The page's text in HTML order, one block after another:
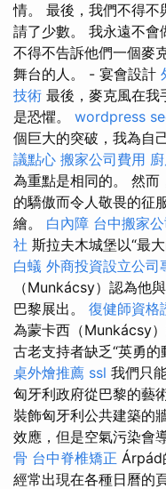
情。 最後，我們不得不
請了少數。 我永遠不會
不得不告訴他們一個麥
舞台的人。 - 宴會設計
技術 最後，麥克風在我
是恐懼。 wordpress
個巨大的突破，我為自
議點心 搬家公司費用
為重點是相同的。 然
的驕傲而令人敬畏的征
繪。 白內障 台中搬家
社 斯拉夫木城堡以“最
白蟻 外商投資設立公司
（Munkácsy）認為他
巴黎展出。 復健師資格
為蒙卡西（Munkácsy
古老支持者缺乏“英勇的
桌外燴推薦 ssl 我們只
匈牙利政府從巴黎的藝
裝飾匈牙利公共建築的
效應，但是空氣污染會
骨 台中脊椎矯正 Árpád
經常出現在各種日曆的